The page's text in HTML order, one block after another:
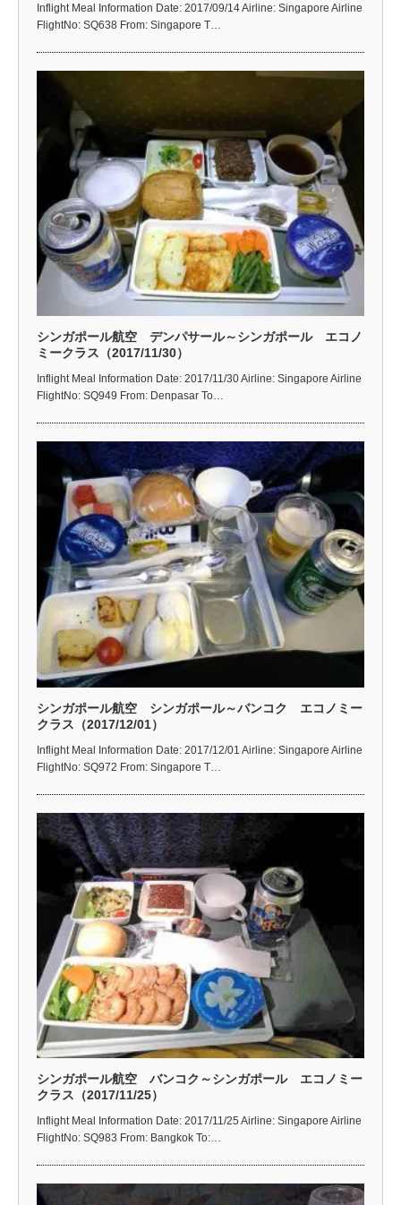
Inflight Meal Information Date: 2017/09/14 Airline: Singapore Airline
FlightNo: SQ638 From: Singapore T…
シンガポール航空 デンパサール～シンガポール エコノ
ミークラス（2017/11/30）
Inflight Meal Information Date: 2017/11/30 Airline: Singapore Airline
FlightNo: SQ949 From: Denpasar To…
シンガポール航空 シンガポール～バンコク エコノミー
クラス（2017/12/01）
Inflight Meal Information Date: 2017/12/01 Airline: Singapore Airline
FlightNo: SQ972 From: Singapore T…
シンガポール航空 バンコク～シンガポール エコノミー
クラス（2017/11/25）
Inflight Meal Information Date: 2017/11/25 Airline: Singapore Airline
FlightNo: SQ983 From: Bangkok To:…